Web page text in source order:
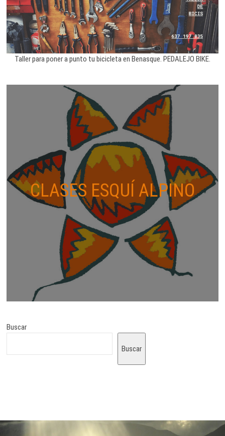
Taller para poner a punto tu bicicleta en Benasque. PEDALEJO BIKE.
CLASES ESQUÍ ALPINO
Buscar
Buscar